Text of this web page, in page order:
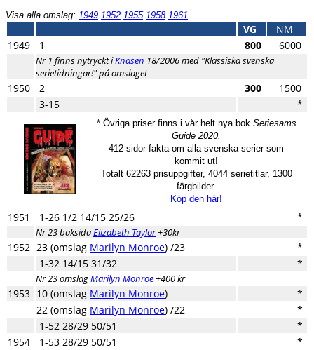
Visa alla omslag: 1949 1952 1955 1958 1961
VG
NM
1949
1 800 6000
Nr 1 finns nytryckt iKnasen 18/2006 med "Klassiska svenska
serietidningar!" på omslaget
1950 2 300
1500
3-15
*
* Övriga priser finns i vår helt nya bok Seriesams
Guide 2020.
412 sidor fakta om alla svenska serier som
kommit ut!
Totalt 62263 prisuppgifter, 4044 serietitlar, 1300
färgbilder.
Köp den här!
1951 1-26 1/2 14/15 25/26 *
Nr 23 baksidaElizabeth Taylor+30kr
1952 23 (omslag Marilyn Monroe) /23
*
1-32 14/15 31/32
*
Nr 23 omslagMarilyn Monroe+400 kr
1953 10 (omslag Marilyn Monroe)
*
22 (omslag Marilyn Monroe) /22
*
1-52 28/29 50/51
*
1954
1-53 28/29 50/51 *